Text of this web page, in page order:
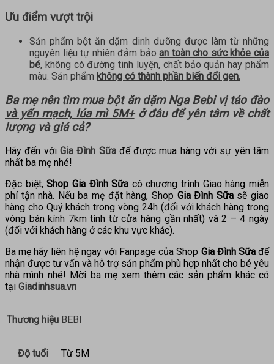
Ưu điểm vượt trội
Sản phẩm bột ăn dặm dinh dưỡng được làm từ những
nguyên liệu tự nhiên đảm bảoan toàn cho sức khỏe của
bé, không có đường tinh luyện, chất bảo quản hay phẩm
màu. Sản phẩm không có thành phần biến đổi gen.
Ba mẹ nên tìm muabột ăn dặm Nga Bebi vị táo đào
và yến mạch, lúa mì 5M+ở đâu để yên tâm về chất
lượng và giá cả?
Hãy đến với Gia Đình Sữađể được mua hàng với sự yên tâm
nhất ba mẹ nhé!
Đặc biệt,Shop Gia Đình Sữa có chương trình Giao hàng miễn
phí tận nhà. Nếu ba mẹ đặt hàng, Shop Gia Đình Sữasẽ giao
hàng cho Quý khách trong vòng 24h (đối với khách hàng trong
vòng bán kính 7km tính từ cửa hàng gần nhất) và 2 – 4 ngày
(đối với khách hàng ở các khu vực khác).
Ba mẹ hãy liên hệ ngay với Fanpage của Shop Gia Đình Sữađể
nhận được tư vấn và hỗ trợ sản phẩm phù hợp nhất cho bé yêu
nhà mình nhé! Mời ba mẹ xem thêm các sản phẩm khác có
tại Giadinhsua.vn
Thương hiệu BEBI
Độ tuổi Từ 5M